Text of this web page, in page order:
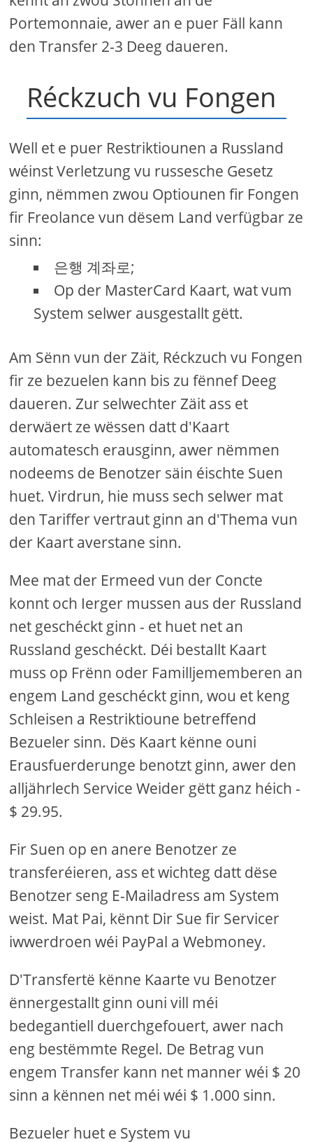
Portemonnaie, awer an e puer Fäll kann
den Transfer 2-3 Deeg daueren.
Réckzuch vu Fongen
Well et e puer Restriktiounen a Russland
wéinst Verletzung vu russesche Gesetz
ginn, nëmmen zwou Optiounen fir Fongen
fir Freolance vun dësem Land verfügbar ze
sinn:
은행 계좌로;
Op der MasterCard Kaart, wat vum
System selwer ausgestallt gëtt.
Am Sënn vun der Zäit, Réckzuch vu Fongen
fir ze bezuelen kann bis zu fënnef Deeg
daueren. Zur selwechter Zäit ass et
derwäert ze wëssen datt d'Kaart
automatesch erausginn, awer nëmmen
nodeems de Benotzer säin éischte Suen
huet. Virdrun, hie muss sech selwer mat
den Tariffer vertraut ginn an d'Thema vun
der Kaart averstane sinn.
Mee mat der Ermeed vun der Concte
konnt och Ierger mussen aus der Russland
net geschéckt ginn - et huet net an
Russland geschéckt. Déi bestallt Kaart
muss op Frënn oder Familljememberen an
engem Land geschéckt ginn, wou et keng
Schleisen a Restriktioune betreffend
Bezueler sinn. Dës Kaart kënne ouni
Erausfuerderunge benotzt ginn, awer den
alljährlech Service Weider gëtt ganz héich -
$ 29.95.
Fir Suen op en anere Benotzer ze
transferéieren, ass et wichteg datt dëse
Benotzer seng E-Mailadress am System
weist. Mat Pai, kënnt Dir Sue fir Servicer
iwwerdroen wéi PayPal a Webmoney.
D'Transfertë kënne Kaarte vu Benotzer
ënnergestallt ginn ouni vill méi
bedegantiell duerchgefouert, awer nach
eng bestëmmte Regel. De Betrag vun
engem Transfer kann net manner wéi $ 20
sinn a kënnen net méi wéi $ 1.000 sinn.
Bezueler huet e System vu